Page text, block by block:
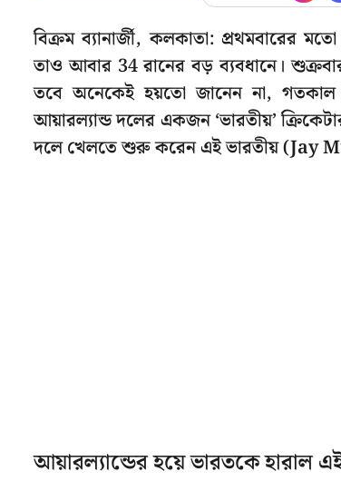
বিক্রম ব্যানার্জী, কলকাতা: প্রথমবারের
তাও আবার 34 রানের বড় ব্যবধানে।
তবে অনেকেই হয়তো জানেন না, গতকাল
আয়ারল্যান্ড দলের একজন ‘ভারতীয়’
দলে খেলতে শুরু করেন এই ভারতীয় (Jay
আয়ারল্যান্ডের হয়ে ভারতকে হারাল